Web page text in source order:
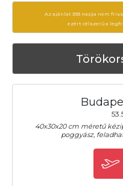
Az ajánlat 393 napja nem
ezért célszerű a
40x30x20 cm méretű
poggyász,